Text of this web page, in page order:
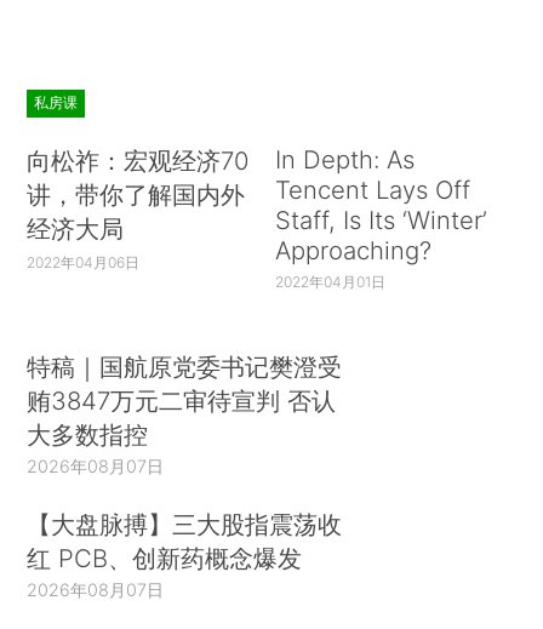
私房课
向松祚：宏观经济70
讲，带你了解国内外
经济大局
2022年04月06日
In Depth: As
Tencent Lays Off
Staff, Is Its ‘Winter’
Approaching?
2022年04月01日
特稿｜国航原党委书记樊澄受
贿3847万元二审待宣判 否认
大多数指控
2026年08月07日
【大盘脉搏】三大股指震荡收
红 PCB、创新药概念爆发
2026年08月07日